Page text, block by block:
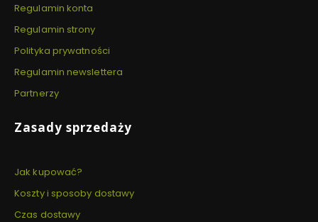
Regulamin konta
Regulamin strony
Polityka prywatności
Regulamin newslettera
Partnerzy
Zasady sprzedaży
Jak kupować?
Koszty i sposoby dostawy
Czas dostawy